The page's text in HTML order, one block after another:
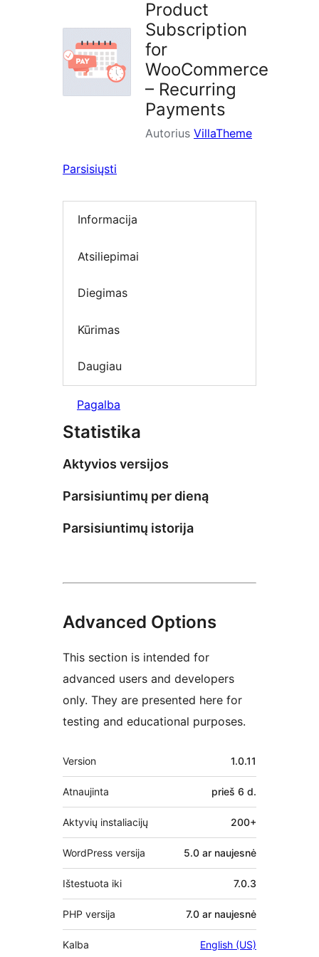
Product
Subscription
for
WooCommerce
– Recurring
Payments
Autorius VillaTheme
Parsisiųsti
Informacija
Atsiliepimai
Diegimas
Kūrimas
Daugiau
Pagalba
Statistika
Aktyvios versijos
Parsisiuntimų per dieną
Parsisiuntimų istorija
Advanced Options
This section is intended for
advanced users and developers
only. They are presented here for
testing and educational purposes.
Metainformacija
Version 1.0.11
Atnaujinta prieš 6 d.
Aktyvių instaliacijų 200+
WordPress versija 5.0 ar naujesnė
Ištestuota iki 7.0.3
PHP versija 7.0 ar naujesnė
Kalba English (US)